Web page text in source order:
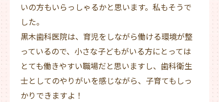
いの方もいらっしゃるかと思います。私もそうで
した。
黒木歯科医院は、育児をしながら働ける環境が整
っているので、小さな子どもがいる方にとっては
とても働きやすい職場だと思いますし、歯科衛生
士としてのやりがいを感じながら、子育てもしっ
かりできますよ！